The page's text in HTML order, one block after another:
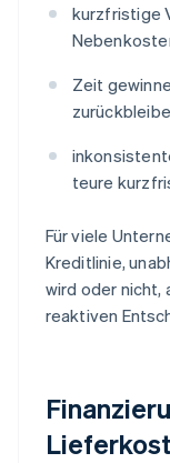
kurzfristige
Zeit
teure
Für viele
Kreditlinie,
wird oder nicht,
reaktiven